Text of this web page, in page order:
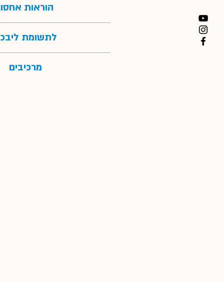
אפשרי לערבב את תוסף זה עם
סוסך.
הוראות
האריזה המקורית, הרחק
לתשומת
במרכיבים באיכות אנושית, מה
מרכיבים